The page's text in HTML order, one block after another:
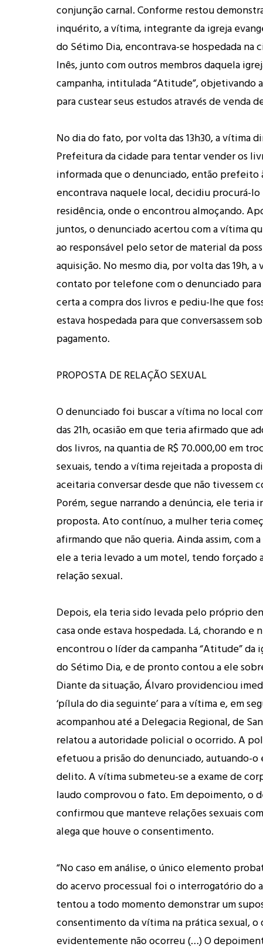
conjunção carnal. Conforme restou
inquérito, a vítima, integrante da igreja
do Sétimo Dia, encontrava-se hospedada na
Inês, junto com outros membros daquela
campanha, intitulada “Atitude”, objetivando
para custear seus estudos através de venda
No dia do fato, por volta das 13h30, a vítima
Prefeitura da cidade para tentar vender os
informada que o denunciado, então prefeito
encontrava naquele local, decidiu procurá-lo
residência, onde o encontrou almoçando.
juntos, o denunciado acertou com a vítima
ao responsável pelo setor de material da
aquisição. No mesmo dia, por volta das 19h,
contato por telefone com o denunciado para
certa a compra dos livros e pediu-lhe que
estava hospedada para que conversassem
pagamento.
PROPOSTA DE RELAÇÃO SEXUAL
O denunciado foi buscar a vítima no local
das 21h, ocasião em que teria afirmado que
dos livros, na quantia de R$ 70.000,00 em
sexuais, tendo a vítima rejeitada a proposta
aceitaria conversar desde que não tivessem
Porém, segue narrando a denúncia, ele teria
proposta. Ato contínuo, a mulher teria
afirmando que não queria. Ainda assim, com
ele a teria levado a um motel, tendo forçado
relação sexual.
Depois, ela teria sido levada pelo próprio
casa onde estava hospedada. Lá, chorando e
encontrou o líder da campanha “Atitude” da
do Sétimo Dia, e de pronto contou a ele
Diante da situação, Álvaro providenciou
‘pílula do dia seguinte’ para a vítima e, em
acompanhou até a Delegacia Regional, de
relatou a autoridade policial o ocorrido. A
efetuou a prisão do denunciado, autuando-o
delito. A vítima submeteu-se a exame de
laudo comprovou o fato. Em depoimento, o
confirmou que manteve relações sexuais
alega que houve o consentimento.
“No caso em análise, o único elemento
do acervo processual foi o interrogatório do
tentou a todo momento demonstrar um
consentimento da vítima na prática sexual, o
evidentemente não ocorreu (…) O